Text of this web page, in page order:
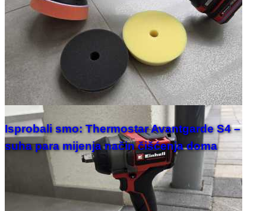
Isprobali smo: Thermostar Avantgarde S4 –
suha para mijenja način čišćenja doma